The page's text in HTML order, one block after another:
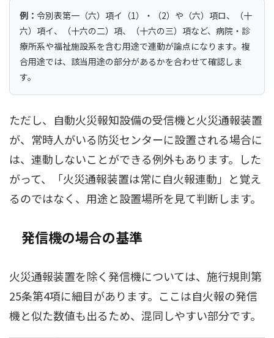
例： 令別表第一（六）項イ（1）・（2）や（六）項ロ、（十
六）項イ、（十六の二）項、（十六の三）項など、病院・診
療所系や福祉施設系を含む用途で連動が論点になります。複
合用途では、該当用途の部分があるかを合わせて確認しま
す。
ただし、自動火災報知設備の受信機と火災通報装置
が、常時人がいる防災センターに設置される場合に
は、連動しないことができる例外もあります。した
がって、「火災通報装置は常に自火報連動」と覚え
るのではなく、用途と設置場所を見て判断します。
発信機の場合の基準
火災通報装置を除く発信機については、施行規則第
25条第4項に細目があります。ここは自火報の発信
機と似た数値も出るため、混同しやすい部分です。